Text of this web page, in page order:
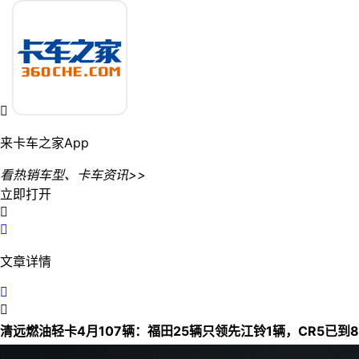

来卡车之家App
看热销车型、卡车资讯>>
立即打开


文章详情


清远燃油轻卡4月107辆：福田25辆只领先江铃1辆，CR5已到